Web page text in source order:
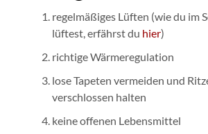
regelmäßiges Lüften (wie du im
lüftest, erfährst du hier)
richtige Wärmeregulation
lose Tapeten vermeiden und
verschlossen halten
keine offenen Lebensmittel